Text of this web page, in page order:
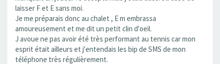
laisser F et E sans moi.
Je me préparais donc au chalet , E m embrassa
amoureusement et me dit un petit clin d'oeil.
J avoue ne pas avoir été très performant au tennis car mon
esprit était ailleurs et j'entendais les bip de SMS de mon
téléphone très régulièrement.